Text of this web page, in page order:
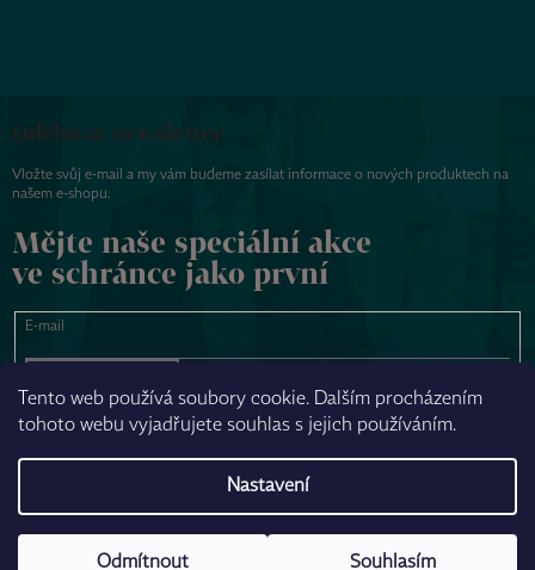
Tento web používá soubory cookie. Dalším procházením
tohoto webu vyjadřujete souhlas s jejich používáním.
Nastavení
Odmítnout Souhlasím
Odebírat newsletter
Vložte svůj e-mail a my vám budeme zasílat informace o nových produktech na
našem e-shopu.
Mějte naše speciální akce
ve schránce jako první
E-mail
NAPSAT ZPRÁVU